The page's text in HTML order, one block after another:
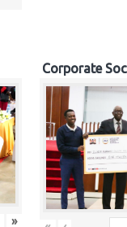
»
Corporate